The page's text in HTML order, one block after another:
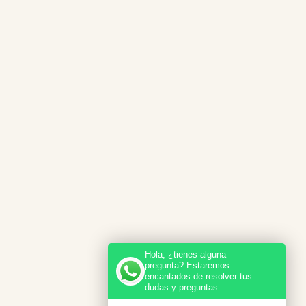
Hola, ¿tienes alguna
pregunta? Estaremos
encantados de resolver tus
dudas y preguntas.